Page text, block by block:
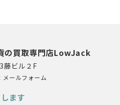
の買取専門店LowJack
藤ビル２F
メールフォーム
ます